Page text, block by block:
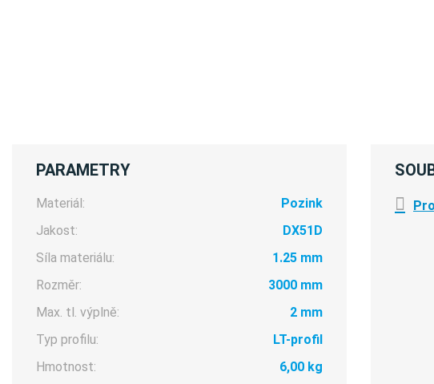
PARAMETRY
Materiál:
Pozink
Jakost:
DX51D
Síla materiálu:
1.25 mm
Rozměr:
3000 mm
Max. tl. výplně:
2 mm
Typ profilu:
LT-profil
Hmotnost:
6,00 kg